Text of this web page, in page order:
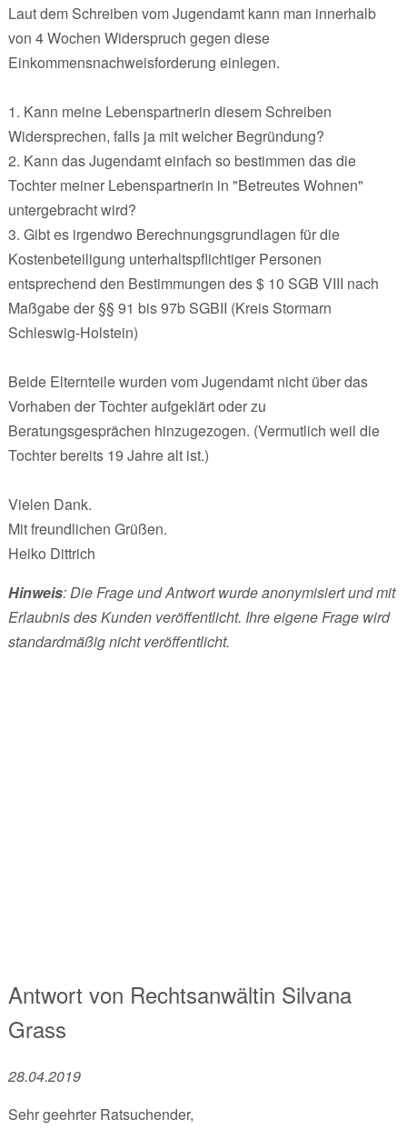
Laut dem Schreiben vom Jugendamt kann man innerhalb
von 4 Wochen Widerspruch gegen diese
Einkommensnachweisforderung einlegen.
1. Kann meine Lebenspartnerin diesem Schreiben
Widersprechen, falls ja mit welcher Begründung?
2. Kann das Jugendamt einfach so bestimmen das die
Tochter meiner Lebenspartnerin in "Betreutes Wohnen"
untergebracht wird?
3. Gibt es irgendwo Berechnungsgrundlagen für die
Kostenbeteiligung unterhaltspflichtiger Personen
entsprechend den Bestimmungen des $ 10 SGB VIII nach
Maßgabe der §§ 91 bis 97b SGBII (Kreis Stormarn
Schleswig-Holstein)
Beide Elternteile wurden vom Jugendamt nicht über das
Vorhaben der Tochter aufgeklärt oder zu
Beratungsgesprächen hinzugezogen. (Vermutlich weil die
Tochter bereits 19 Jahre alt ist.)
Vielen Dank.
Mit freundlichen Grüßen.
Heiko Dittrich
Hinweis: Die Frage und Antwort wurde anonymisiert und mit
Erlaubnis des Kunden veröffentlicht. Ihre eigene Frage wird
standardmäßig nicht veröffentlicht.
Antwort von Rechtsanwältin Silvana
Grass
28.04.2019
Sehr geehrter Ratsuchender,